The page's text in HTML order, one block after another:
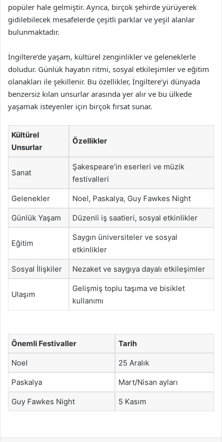
popüler hale gelmiştir. Ayrıca, birçok şehirde yürüyerek
gidilebilecek mesafelerde çeşitli parklar ve yeşil alanlar
bulunmaktadır.
İngiltere’de yaşam, kültürel zenginlikler ve geleneklerle
doludur. Günlük hayatın ritmi, sosyal etkileşimler ve eğitim
olanakları ile şekillenir. Bu özellikler, İngiltere’yi dünyada
benzersiz kılan unsurlar arasında yer alır ve bu ülkede
yaşamak isteyenler için birçok fırsat sunar.
Kültürel
Unsurlar
Özellikler
Sanat
Şakespeare’in eserleri ve müzik
festivalleri
Gelenekler Noel, Paskalya, Guy Fawkes Night
Günlük Yaşam Düzenli iş saatleri, sosyal etkinlikler
Eğitim
Saygın üniversiteler ve sosyal
etkinlikler
Sosyal İlişkiler Nezaket ve saygıya dayalı etkileşimler
Ulaşım
Gelişmiş toplu taşıma ve bisiklet
kullanımı
Önemli Festivaller Tarih
Noel 25 Aralık
Paskalya Mart/Nisan ayları
Guy Fawkes Night 5 Kasım